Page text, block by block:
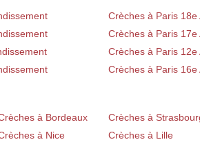
Crèches à Paris
Crèches à Paris
Crèches à Paris
Crèches à Paris
à Bordeaux Crèches à
à Nice Crèches à Lille